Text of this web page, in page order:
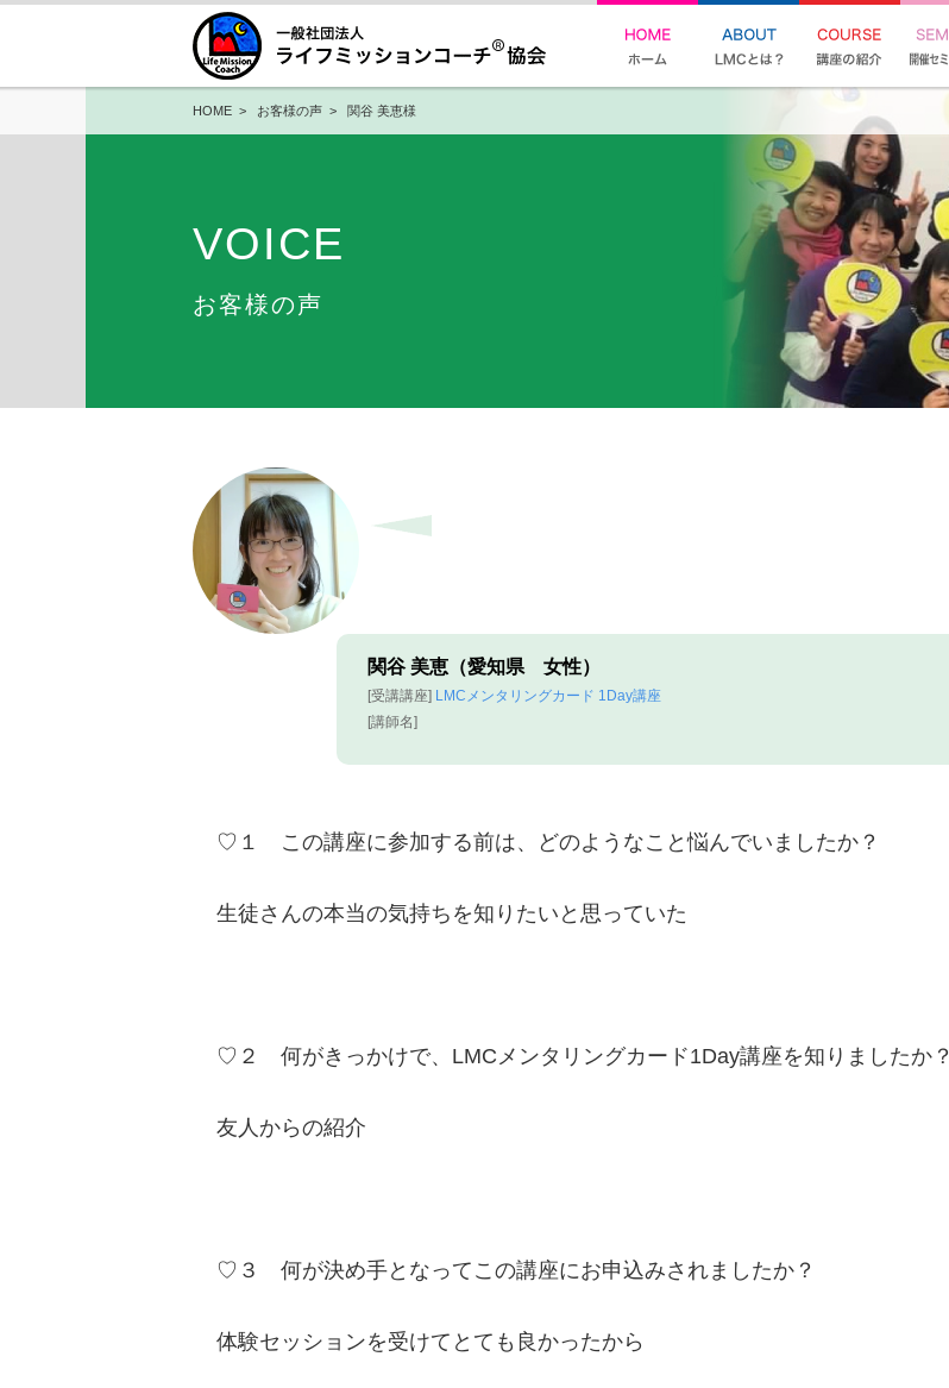
HOME > お客様の声 > 関谷 美恵様
VOICE
お客様の声
関谷 美恵（愛知県 女性）
[受講講座] LMCメンタリングカード 1Day講座
[講師名]
♡１ この講座に参加する前は、どのようなこと悩んでいましたか？
生徒さんの本当の気持ちを知りたいと思っていた
♡２ 何がきっかけで、LMCメンタリングカード1Day講座を知りましたか？
友人からの紹介
♡３ 何が決め手となってこの講座にお申込みされましたか？
体験セッションを受けてとても良かったから